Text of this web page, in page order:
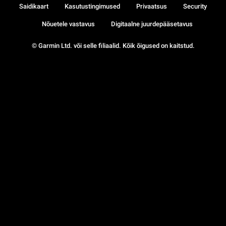
© Garmin Ltd. või selle filiaalid. Kõik õigused on kaitstud.
Saidikaart Kasutustingimused Privaatsus Security
Nõuetele vastavus Digitaalne juurdepääsetavus